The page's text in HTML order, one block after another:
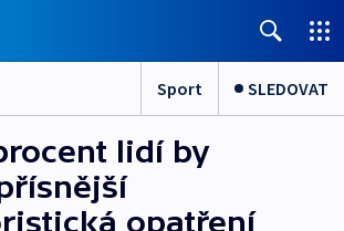
Sport SLEDOVAT
lidí by
opatření